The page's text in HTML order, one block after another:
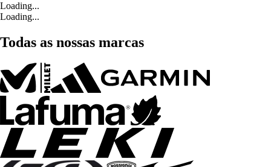
Loading...
Loading...
Todas as nossas marcas